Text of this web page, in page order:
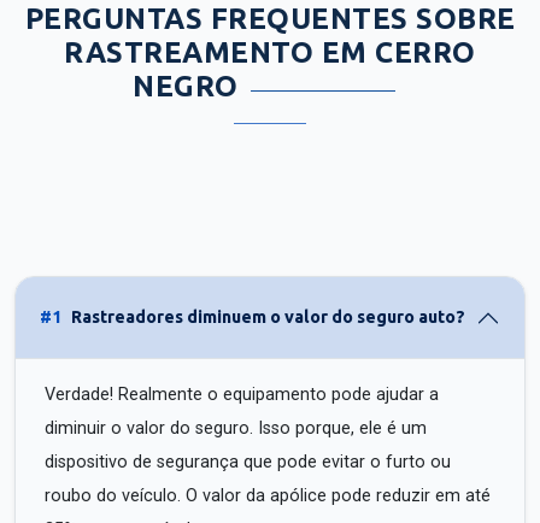
PERGUNTAS FREQUENTES SOBRE
RASTREAMENTO EM CERRO
NEGRO
#1 Rastreadores diminuem o valor do seguro auto?
Verdade! Realmente o equipamento pode ajudar a
diminuir o valor do seguro. Isso porque, ele é um
dispositivo de segurança que pode evitar o furto ou
roubo do veículo. O valor da apólice pode reduzir em até